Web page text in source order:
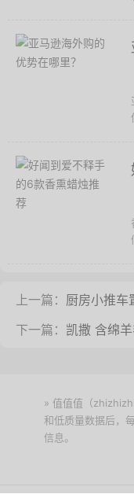
上一篇： 厨房小推
下一篇： 凯撒 含绵
» 值值值（
和低质量数据后，
信息。